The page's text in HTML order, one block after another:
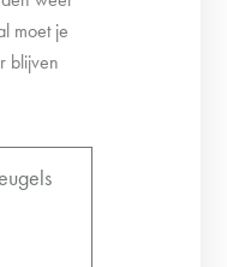
moet je
blijven